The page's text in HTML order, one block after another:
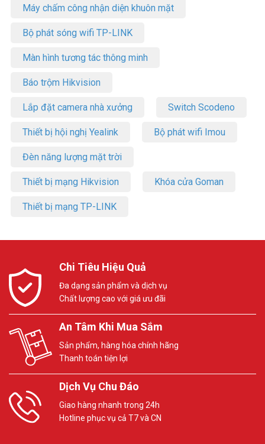
Máy chấm công nhận diện khuôn mặt
Bộ phát sóng wifi TP-LINK
Màn hình tương tác thông minh
Báo trộm Hikvision
Lắp đặt camera nhà xưởng Switch Scodeno
Thiết bị hội nghị Yealink Bộ phát wifi Imou
Đèn năng lượng mặt trời
Thiết bị mạng Hikvision Khóa cửa Goman
Thiết bị mạng TP-LINK
Chi Tiêu Hiệu Quả
Đa dạng sản phẩm và dịch vụ
Chất lượng cao với giá ưu đãi
An Tâm Khi Mua Sắm
Sản phẩm, hàng hóa chính hãng
Thanh toán tiện lợi
Dịch Vụ Chu Đáo
Giao hàng nhanh trong 24h
Hotline phục vụ cả T7 và CN